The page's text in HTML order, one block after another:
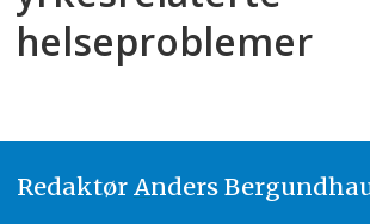
helseproblemer
Redaktør Anders